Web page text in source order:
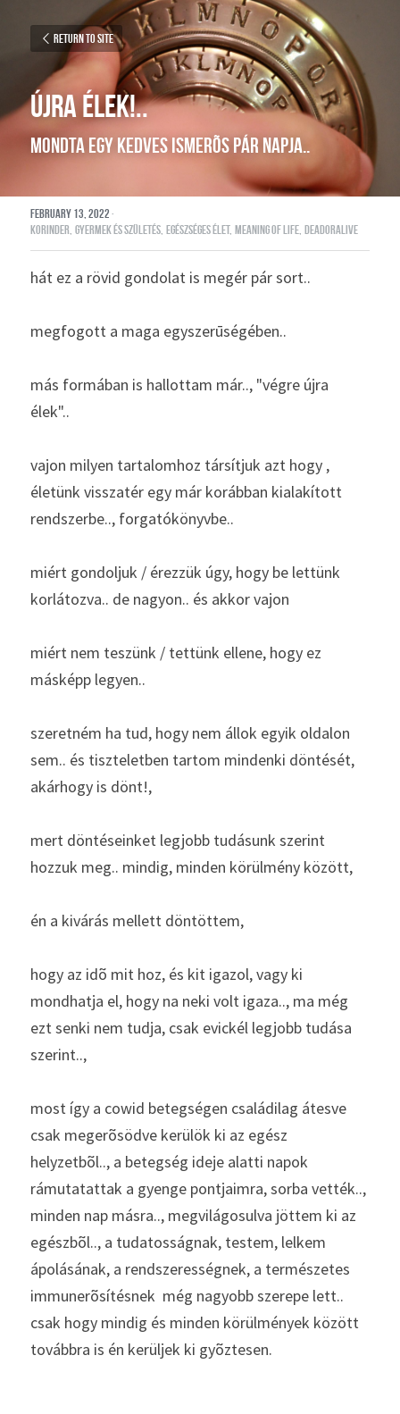
Return to site
ÚJRA ÉLEK!..
mondta egy kedves ismerõs pár napja..
February 13, 2022·
korinder, gyermek és születés, egészséges élet, meaning of life, deadoralive
hát ez a rövid gondolat is megér pár sort..
megfogott a maga egyszerūségében..
más formában is hallottam már.., "végre újra
élek"..
vajon milyen tartalomhoz társítjuk azt hogy ,
életünk visszatér egy már korábban kialakított
rendszerbe.., forgatókönyvbe..
miért gondoljuk / érezzük úgy, hogy be lettünk
korlátozva.. de nagyon.. és akkor vajon
miért nem teszünk / tettünk ellene, hogy ez
másképp legyen..
szeretném ha tud, hogy nem állok egyik oldalon
sem.. és tiszteletben tartom mindenki döntését,
akárhogy is dönt!,
mert döntéseinket legjobb tudásunk szerint
hozzuk meg.. mindig, minden körülmény között,
én a kivárás mellett döntöttem,
hogy az idõ mit hoz, és kit igazol, vagy ki
mondhatja el, hogy na neki volt igaza.., ma még
ezt senki nem tudja, csak evickél legjobb tudása
szerint..,
most így a cowid betegségen családilag átesve
csak megerõsödve kerülök ki az egész
helyzetbõl.., a betegség ideje alatti napok
rámutatattak a gyenge pontjaimra, sorba vették..,
minden nap másra.., megvilágosulva jöttem ki az
egészbõl.., a tudatosságnak, testem, lelkem
ápolásának, a rendszerességnek, a természetes
immunerõsítésnek  még nagyobb szerepe lett..
csak hogy mindig és minden körülmények között
továbbra is én kerüljek ki gyõztesen.